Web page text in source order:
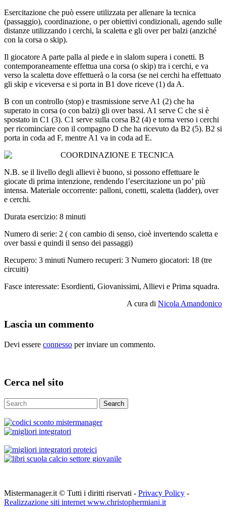
Esercitazione che può essere utilizzata per allenare la tecnica
(passaggio), coordinazione, o per obiettivi condizionali, agendo sulle
distanze utilizzando i cerchi, la scaletta e gli over per balzi (anziché
con la corsa o skip).
Il giocatore A parte palla al piede e in slalom supera i conetti. B
contemporaneamente effettua una corsa (o skip) tra i cerchi, e va
verso la scaletta dove effettuerà o la corsa (se nei cerchi ha effettuato
gli skip e viceversa e si porta in B1 dove riceve (1) da A.
B con un controllo (stop) e trasmissione serve A1 (2) che ha
superato in corsa (o con balzi) gli over bassi. A1 serve C che si è
spostato in C1 (3). C1 serve sulla corsa B2 (4) e torna verso i cerchi
per ricominciare con il compagno D che ha ricevuto da B2 (5). B2 si
porta in coda ad F, mentre A1 va in coda ad E.
N.B. se il livello degli allievi è buono, si possono effettuare le
giocate di prima intenzione, rendendo l’esercitazione un po’ più
intensa. Materiale occorrente: palloni, conetti, scaletta (ladder), over
e cerchi.
Durata esercizio: 8 minuti
Numero di serie: 2 ( con cambio di senso, cioè invertendo scaletta e
over bassi e quindi il senso dei passaggi)
Recupero: 3 minuti Numero recuperi: 3 Numero giocatori: 18 (tre
circuiti)
Fasce interessate: Esordienti, Giovanissimi, Allievi e Prima squadra.
A cura di Nicola Amandonico
Lascia un commento
Devi essere connesso per inviare un commento.
Cerca nel sito
Search
Mistermanager.it © Tutti i diritti riservati - Privacy Policy -
Realizzazione siti internet www.christophermiani.it